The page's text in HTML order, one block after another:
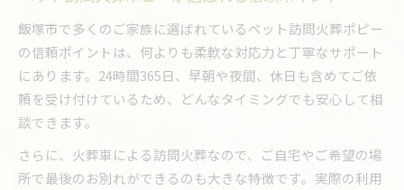
飯塚市で多くのご家族に選ばれているペット訪問火葬ポピー
の信頼ポイントは、何よりも柔軟な対応力と丁寧なサポート
にあります。24時間365日、早朝や夜間、休日も含めてご依
頼を受け付けているため、どんなタイミングでも安心して相
談できます。
さらに、火葬車による訪問火葬なので、ご自宅やご希望の場
所で最後のお別れができるのも大きな特徴です。実際の利用